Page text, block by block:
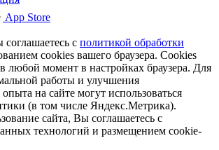
App Store
соглашаетесь с политикой обработки
cookies вашего браузера. Cookies
любой момент в настройках браузера. Для
работы и улучшения
опыта на сайте могут использоваться
(в том числе Яндекс.Метрика).
сайта, Вы соглашаетесь с
технологий и размещением cookie-